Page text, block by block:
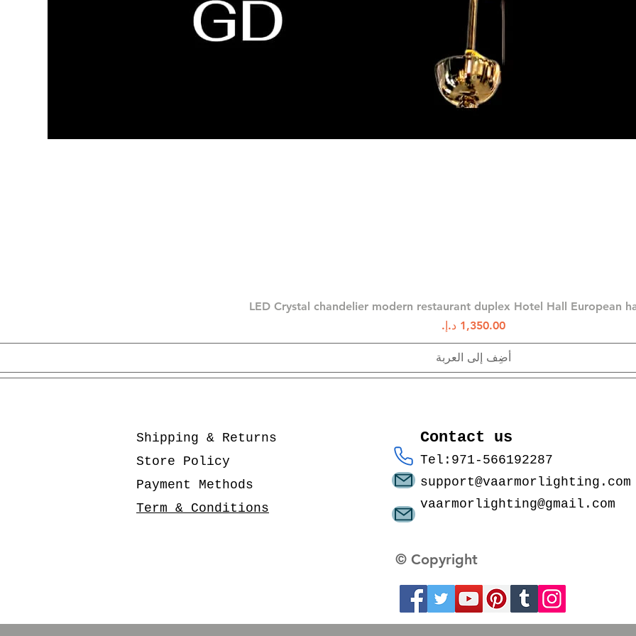
العرض السريع
LED Crystal chandelier modern restaurant duplex Hotel Hall European
السعر
أضِف إلى العربة
Shipping & Returns
Store Policy
Payment Methods
Term & Conditions
Contact us
Tel:971-566192287
support@vaarmorlighting.com
vaarmorlighting@gmail.com
© Copyright